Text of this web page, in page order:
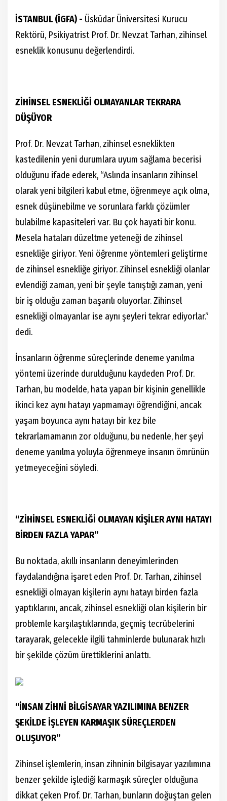
İSTANBUL (İGFA) - Üsküdar Üniversitesi Kurucu
Rektörü, Psikiyatrist Prof. Dr. Nevzat Tarhan, zihinsel
esneklik konusunu değerlendirdi.
ZİHİNSEL ESNEKLİĞİ OLMAYANLAR TEKRARA
DÜŞÜYOR
Prof. Dr. Nevzat Tarhan, zihinsel esneklikten
kastedilenin yeni durumlara uyum sağlama becerisi
olduğunu ifade ederek, “Aslında insanların zihinsel
olarak yeni bilgileri kabul etme, öğrenmeye açık olma,
esnek düşünebilme ve sorunlara farklı çözümler
bulabilme kapasiteleri var. Bu çok hayati bir konu.
Mesela hataları düzeltme yeteneği de zihinsel
esnekliğe giriyor. Yeni öğrenme yöntemleri geliştirme
de zihinsel esnekliğe giriyor. Zihinsel esnekliği olanlar
evlendiği zaman, yeni bir şeyle tanıştığı zaman, yeni
bir iş olduğu zaman başarılı oluyorlar. Zihinsel
esnekliği olmayanlar ise aynı şeyleri tekrar ediyorlar.”
dedi.
İnsanların öğrenme süreçlerinde deneme yanılma
yöntemi üzerinde durulduğunu kaydeden Prof. Dr.
Tarhan, bu modelde, hata yapan bir kişinin genellikle
ikinci kez aynı hatayı yapmamayı öğrendiğini, ancak
yaşam boyunca aynı hatayı bir kez bile
tekrarlamamanın zor olduğunu, bu nedenle, her şeyi
deneme yanılma yoluyla öğrenmeye insanın ömrünün
yetmeyeceğini söyledi.
“ZİHİNSEL ESNEKLİĞİ OLMAYAN KİŞİLER AYNI HATAYI
BİRDEN FAZLA YAPAR”
Bu noktada, akıllı insanların deneyimlerinden
faydalandığına işaret eden Prof. Dr. Tarhan, zihinsel
esnekliği olmayan kişilerin aynı hatayı birden fazla
yaptıklarını, ancak, zihinsel esnekliği olan kişilerin bir
problemle karşılaştıklarında, geçmiş tecrübelerini
tarayarak, gelecekle ilgili tahminlerde bulunarak hızlı
bir şekilde çözüm ürettiklerini anlattı.
“İNSAN ZİHNİ BİLGİSAYAR YAZILIMINA BENZER
ŞEKİLDE İŞLEYEN KARMAŞIK SÜREÇLERDEN
OLUŞUYOR”
Zihinsel işlemlerin, insan zihninin bilgisayar yazılımına
benzer şekilde işlediği karmaşık süreçler olduğuna
dikkat çeken Prof. Dr. Tarhan, bunların doğuştan gelen